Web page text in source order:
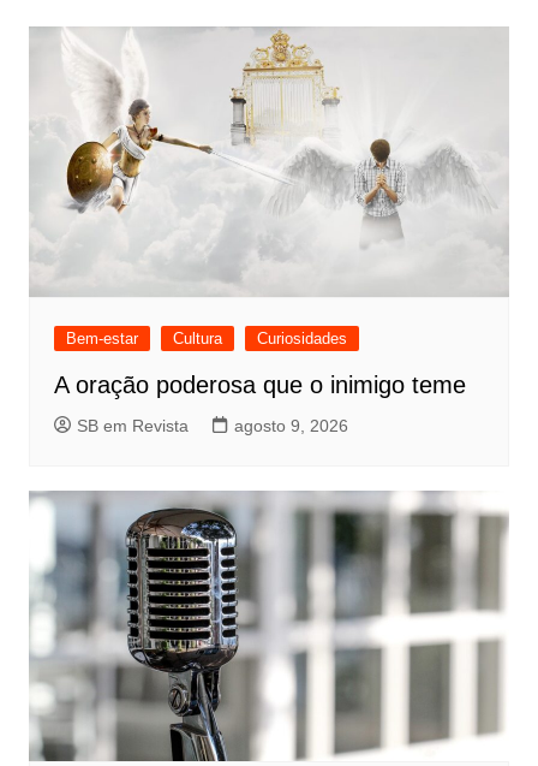
Bem-estar Cultura Curiosidades
A oração poderosa que o inimigo teme
SB em Revista agosto 9, 2026